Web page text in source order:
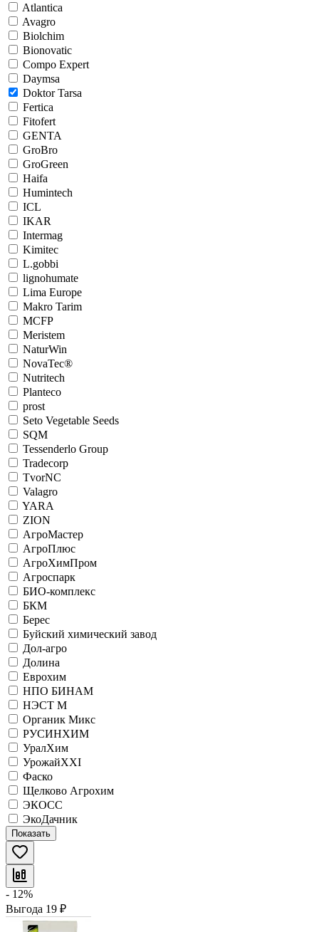
Atlantica
Avagro
Biolchim
Bionovatic
Compo Expert
Daymsa
Doktor Tarsa
Fertica
Fitofert
GENTA
GroBro
GroGreen
Haifa
Humintech
ICL
IKAR
Intermag
Kimitec
L.gobbi
lignohumate
Lima Europe
Makro Tarim
MCFP
Meristem
NaturWin
NovaTec®
Nutritech
Planteco
prost
Seto Vegetable Seeds
SQM
Tessenderlo Group
Tradecorp
TvorNC
Valagro
YARA
ZION
АгроМастер
АгроПлюс
АгроХимПром
Агроспарк
БИО-комплекс
БКМ
Берес
Буйский химический завод
Дол-агро
Долина
Еврохим
НПО БИНАМ
НЭСТ М
Органик Микс
РУСИНХИМ
УралХим
УрожайХХI
Фаско
Щелково Агрохим
ЭКОСС
ЭкоДачник
Показать
- 12%
Выгода 19 ₽